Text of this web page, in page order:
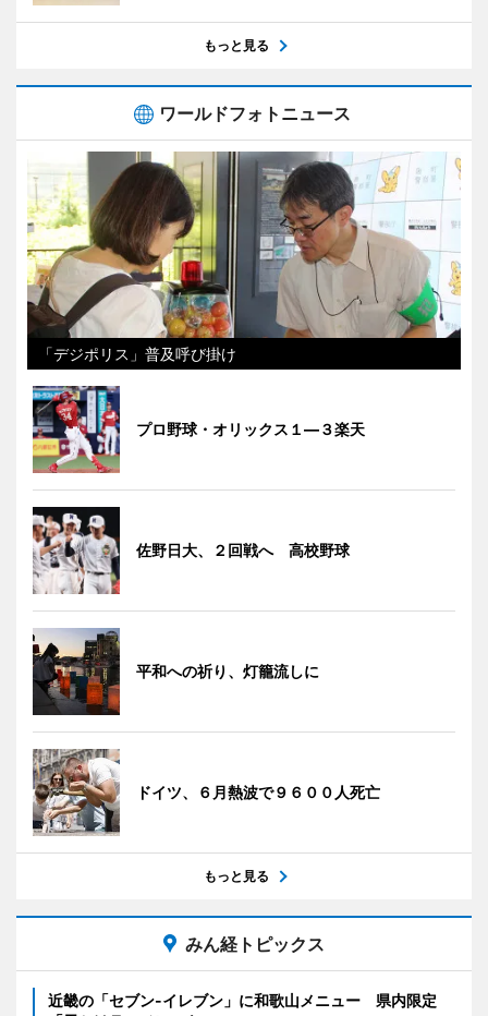
もっと見る
ワールドフォトニュース
「デジポリス」普及呼び掛け
プロ野球・オリックス１―３楽天
佐野日大、２回戦へ 高校野球
平和への祈り、灯籠流しに
ドイツ、６月熱波で９６００人死亡
もっと見る
みん経トピックス
近畿の「セブン-イレブン」に和歌山メニュー 県内限定